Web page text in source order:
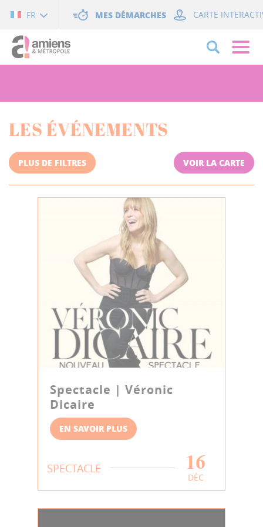
FR MES DÉMARCHES CARTE
LES ÉVÉNEMENTS
PLUS DE FILTRES VOIR LA CARTE
Spectacle | Véronic
Dicaire
EN SAVOIR PLUS
SPECTACLE 16
DÉC